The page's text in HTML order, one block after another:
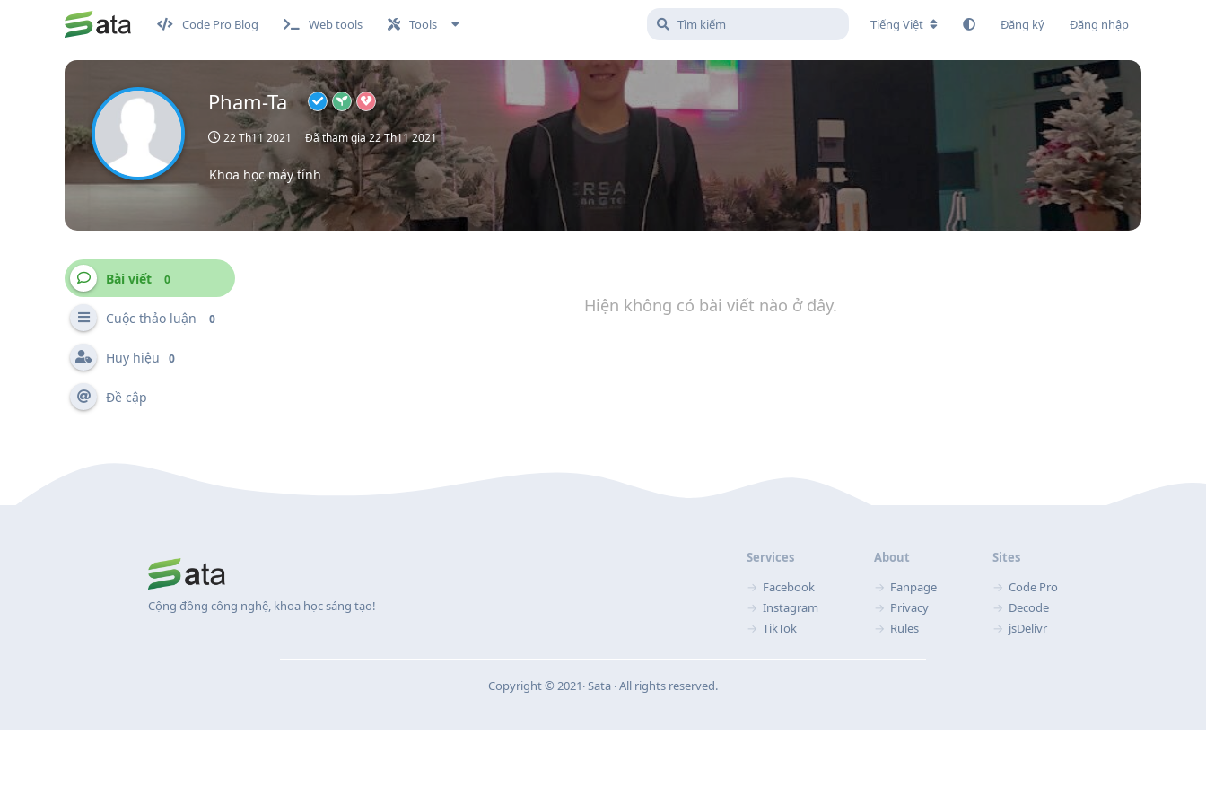
Code Pro Blog Web tools Tools Tiếng Việt Đăng ký Đăng nhập
Pham-Ta
22 Th11 2021 Đã tham gia22 Th11 2021
Khoa học máy tính
Bài viết 0
Cuộc thảo luận 0
Huy hiệu 0
Đề cập
Hiện không có bài viết nào ở đây.
Cộng đồng công nghệ, khoa học sáng tạo!
Services
Facebook
Instagram
TikTok
About
Fanpage
Privacy
Rules
Sites
Code Pro
Decode
jsDelivr
Copyright © 2021‧ Sata ‧ All rights reserved.